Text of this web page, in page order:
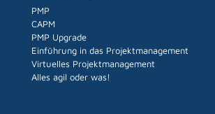
PMP
CAPM
PMP Upgrade
Einführung in das Projektmanagement
Virtuelles Projektmanagement
Alles agil oder was!